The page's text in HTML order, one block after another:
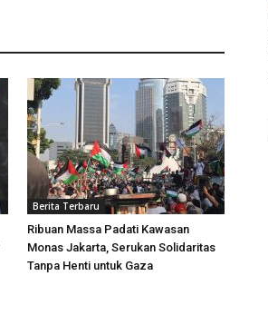
Berita Terbaru
Ribuan Massa Padati Kawasan
Monas Jakarta, Serukan Solidaritas
Tanpa Henti untuk Gaza